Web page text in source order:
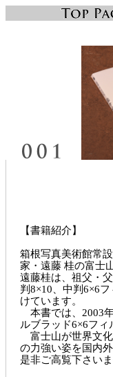
【書籍紹介】
箱根写真美術館常
家・遠藤 桂の富士
遠藤桂は、祖父・
判8×10、中判6×6
けています。
本書では、2003
ルブラッド6×6フィ
富士山が世界文化
の力強い姿を国内
是非ご高覧下さいま